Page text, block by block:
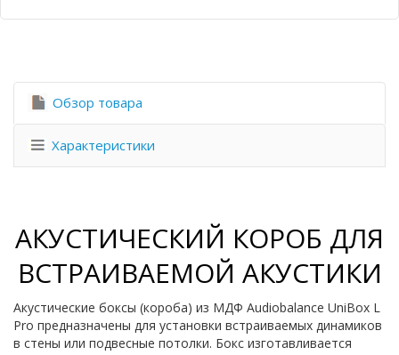
Обзор товара
Характеристики
АКУСТИЧЕСКИЙ КОРОБ ДЛЯ
ВСТРАИВАЕМОЙ АКУСТИКИ
Акустические боксы (короба) из МДФ Audiobalance UniBox L
Pro предназначены для установки встраиваемых динамиков
в стены или подвесные потолки. Бокс изготавливается